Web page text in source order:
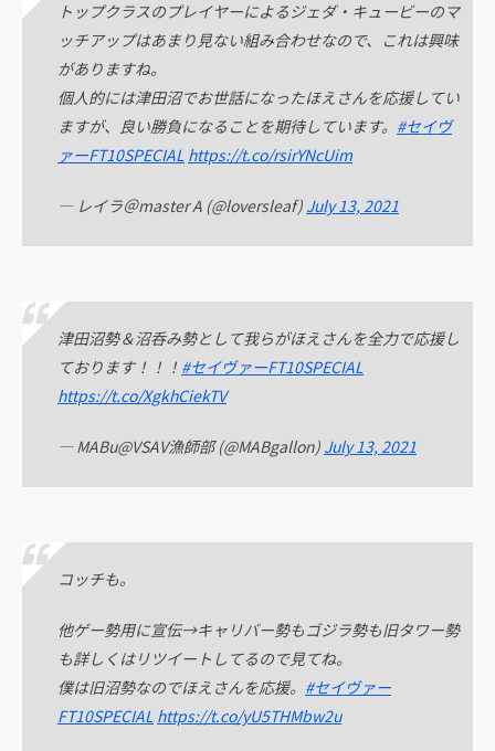
トップクラスのプレイヤーによるジェダ・キュービーのマ
ッチアップはあまり見ない組み合わせなので、これは興味
がありますね。
個人的には津田沼でお世話になったほえさんを応援してい
ますが、良い勝負になることを期待しています。 #セイヴ
ァーFT10SPECIAL https://t.co/rsirYNcUim
— レイラ＠master A (@loversleaf) July 13, 2021
津田沼勢＆沼呑み勢として我らがほえさんを全力で応援し
ております！！！ #セイヴァーFT10SPECIAL
https://t.co/XgkhCiekTV
— MABu@VSAV漁師部 (@MABgallon) July 13, 2021
コッチも。
他ゲー勢用に宣伝→キャリバー勢もゴジラ勢も旧タワー勢
も詳しくはリツイートしてるので見てね。
僕は旧沼勢なのでほえさんを応援。 #セイヴァー
FT10SPECIAL https://t.co/yU5THMbw2u